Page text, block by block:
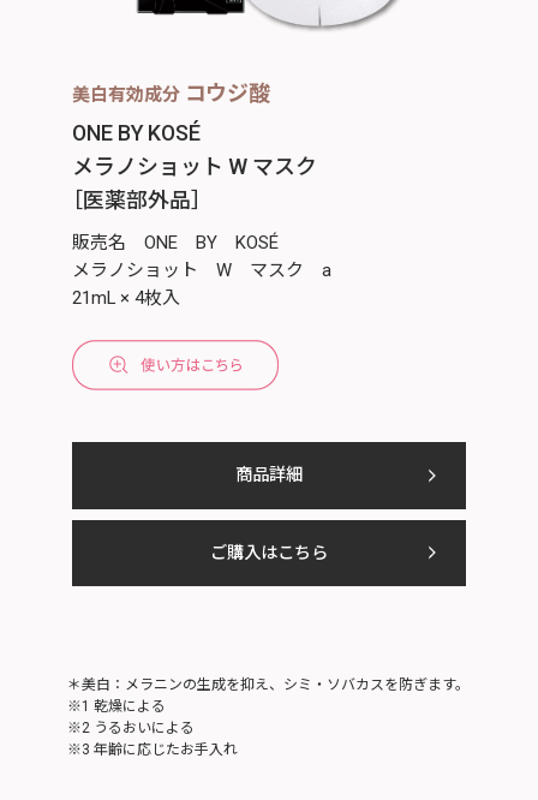
美白有効成分コウジ酸
ONE BY KOSÉ
メラノショット W マスク
［医薬部外品］
販売名 ONE BY KOSÉ
メラノショット W マスク a
21mL × 4枚入
商品詳細
ご購入はこちら
＊美白：メラニンの生成を抑え、シミ・ソバカスを防ぎます。
※1 乾燥による
※2 うるおいによる
※3 年齢に応じたお手入れ